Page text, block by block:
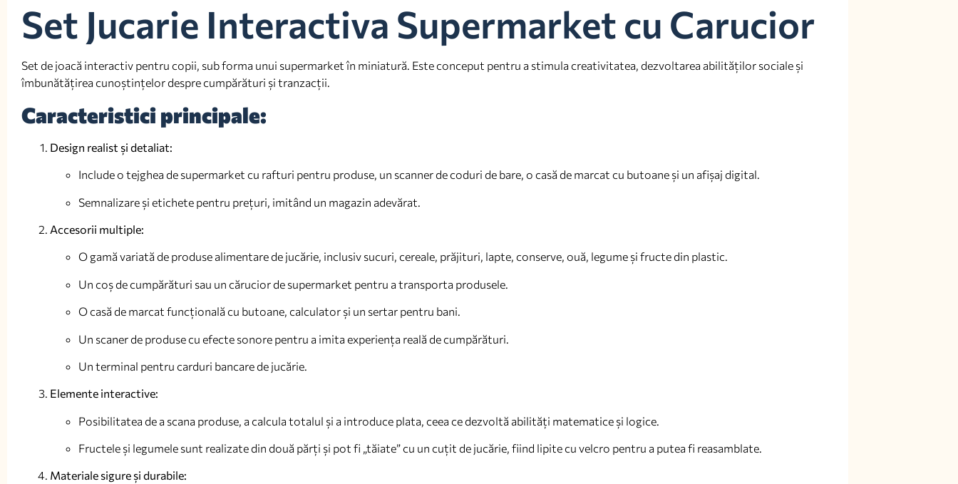
Set Jucarie Interactiva Supermarket cu Carucior
Set de joacă interactiv pentru copii, sub forma unui supermarket în miniatură. Este conceput pentru a stimula creativitatea, dezvoltarea abilităților sociale și
îmbunătățirea cunoștințelor despre cumpărături și tranzacții.
Caracteristici principale:
Design realist și detaliat:
Include o tejghea de supermarket cu rafturi pentru produse, un scanner de coduri de bare, o casă de marcat cu butoane și un afișaj digital.
Semnalizare și etichete pentru prețuri, imitând un magazin adevărat.
Accesorii multiple:
O gamă variată de produse alimentare de jucărie, inclusiv sucuri, cereale, prăjituri, lapte, conserve, ouă, legume și fructe din plastic.
Un coș de cumpărături sau un cărucior de supermarket pentru a transporta produsele.
O casă de marcat funcțională cu butoane, calculator și un sertar pentru bani.
Un scaner de produse cu efecte sonore pentru a imita experiența reală de cumpărături.
Un terminal pentru carduri bancare de jucărie.
Elemente interactive:
Posibilitatea de a scana produse, a calcula totalul și a introduce plata, ceea ce dezvoltă abilități matematice și logice.
Fructele și legumele sunt realizate din două părți și pot fi „tăiate” cu un cuțit de jucărie, fiind lipite cu velcro pentru a putea fi reasamblate.
Materiale sigure și durabile: